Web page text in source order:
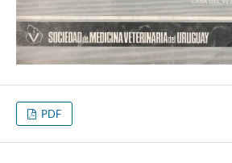
PDF